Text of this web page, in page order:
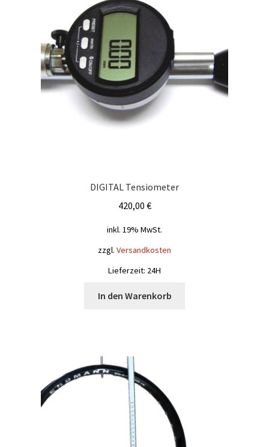
DIGITAL Tensiometer
420,00 €
inkl. 19% MwSt.
zzgl. Versandkosten
Lieferzeit: 24H
In den Warenkorb